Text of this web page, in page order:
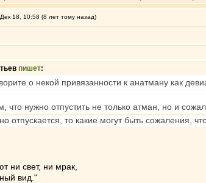
18, 10:58 (8 лет тому назад)
пишет:
о некой привязанности к анатману как
что нужно отпустить не только атман, но и
отпускается, то какие могут быть сожаления,
ни свет, ни мрак,
вид."